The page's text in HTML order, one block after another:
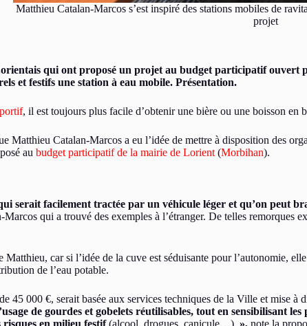
Matthieu Catalan-Marcos s’est inspiré des stations mobiles de
projet
qui ont proposé un projet au budget participatif ouvert
et festifs une station à eau mobile. Présentation.
, il est toujours plus facile d’obtenir une bière ou une boisson en
Matthieu Catalan-Marcos a eu l’idée de mettre à disposition des
au budget participatif de la mairie de Lorient (Morbihan).
serait facilement tractée par un véhicule léger et qu’on peut
qui a trouvé des exemples à l’étranger. De telles remorques
Matthieu, car si l’idée de la cuve est séduisante pour l’autonomie,
de l’eau potable.
45 000 €, serait basée aux services techniques de la Ville et mise à
de gourdes et gobelets réutilisables, tout en sensibilisant
en milieu festif(alcool, drogues, canicule…) », note la